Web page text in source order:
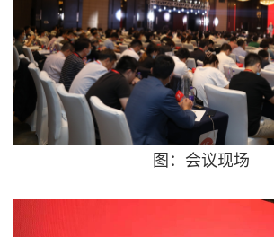
图：会议现场